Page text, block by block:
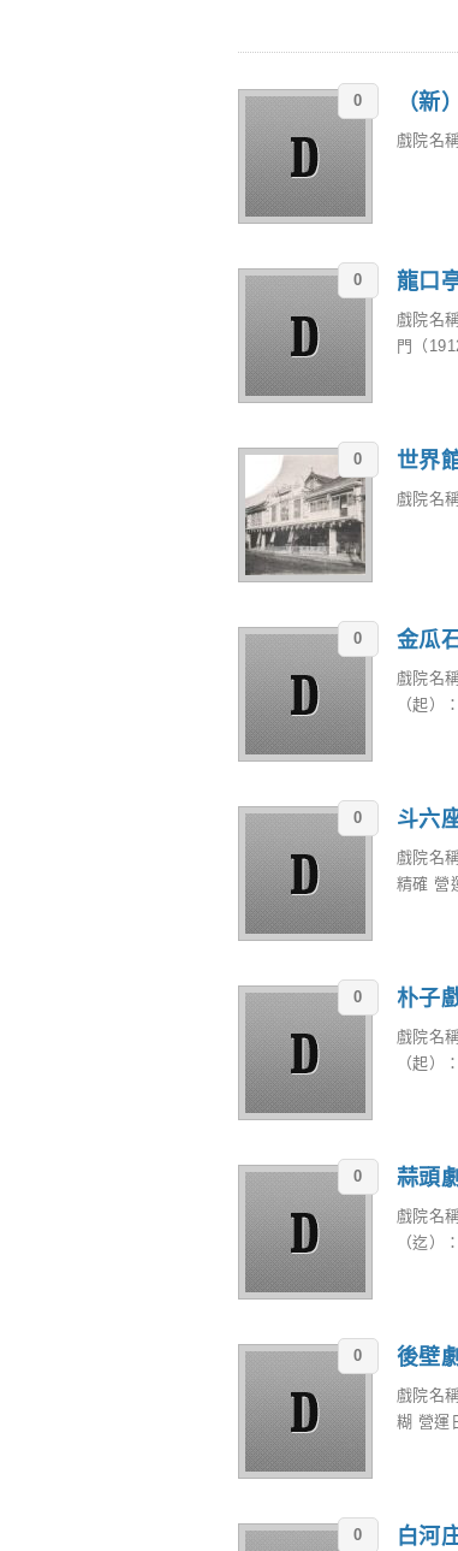
0 （新
戲院名
臺北
0 龍口
戲院名
門（
0 世界
戲院名
臺北
0 金瓜
戲院名
（起）
0 斗六
戲院名
精確 營
0 朴子
戲院名
（起）
0 蒜頭
戲院名
（迄）
0 後壁
戲院名
糊 營運
0 白河